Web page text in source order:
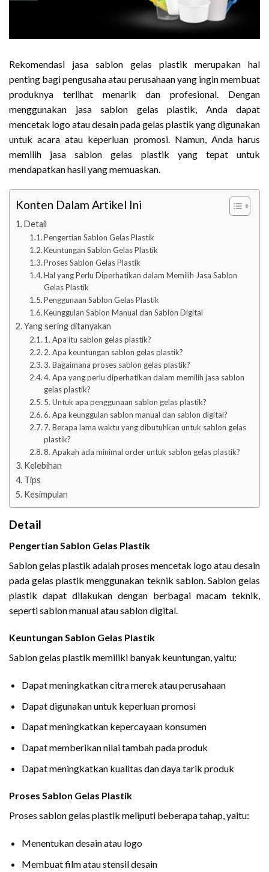
Rekomendasi jasa sablon gelas plastik merupakan hal
penting bagi pengusaha atau perusahaan yang ingin membuat
produknya terlihat menarik dan profesional. Dengan
menggunakan jasa sablon gelas plastik, Anda dapat
mencetak logo atau desain pada gelas plastik yang digunakan
untuk acara atau keperluan promosi. Namun, Anda harus
memilih jasa sablon gelas plastik yang tepat untuk
mendapatkan hasil yang memuaskan.
Konten Dalam Artikel Ini
Detail
Pengertian Sablon Gelas Plastik
Keuntungan Sablon Gelas Plastik
Proses Sablon Gelas Plastik
Hal yang Perlu Diperhatikan dalam Memilih Jasa Sablon
Gelas Plastik
Penggunaan Sablon Gelas Plastik
Keunggulan Sablon Manual dan Sablon Digital
Yang sering ditanyakan
1. Apa itu sablon gelas plastik?
2. Apa keuntungan sablon gelas plastik?
3. Bagaimana proses sablon gelas plastik?
4. Apa yang perlu diperhatikan dalam memilih jasa sablon
gelas plastik?
5. Untuk apa penggunaan sablon gelas plastik?
6. Apa keunggulan sablon manual dan sablon digital?
7. Berapa lama waktu yang dibutuhkan untuk sablon gelas
plastik?
8. Apakah ada minimal order untuk sablon gelas plastik?
Kelebihan
Tips
Kesimpulan
Detail
Pengertian Sablon Gelas Plastik
Sablon gelas plastik adalah proses mencetak logo atau desain
pada gelas plastik menggunakan teknik sablon. Sablon gelas
plastik dapat dilakukan dengan berbagai macam teknik,
seperti sablon manual atau sablon digital.
Keuntungan Sablon Gelas Plastik
Sablon gelas plastik memiliki banyak keuntungan, yaitu:
Dapat meningkatkan citra merek atau perusahaan
Dapat digunakan untuk keperluan promosi
Dapat meningkatkan kepercayaan konsumen
Dapat memberikan nilai tambah pada produk
Dapat meningkatkan kualitas dan daya tarik produk
Proses Sablon Gelas Plastik
Proses sablon gelas plastik meliputi beberapa tahap, yaitu:
Menentukan desain atau logo
Membuat film atau stensil desain